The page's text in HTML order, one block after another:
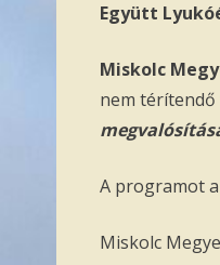
Együtt
Miskolc
nem
A programot a
Miskolc